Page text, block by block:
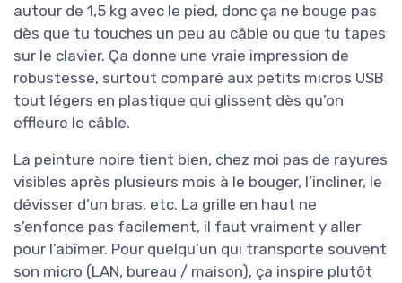
autour de 1,5 kg avec le pied, donc ça ne bouge pas
dès que tu touches un peu au câble ou que tu tapes
sur le clavier. Ça donne une vraie impression de
robustesse, surtout comparé aux petits micros USB
tout légers en plastique qui glissent dès qu’on
effleure le câble.
La peinture noire tient bien, chez moi pas de rayures
visibles après plusieurs mois à le bouger, l’incliner, le
dévisser d’un bras, etc. La grille en haut ne
s’enfonce pas facilement, il faut vraiment y aller
pour l’abîmer. Pour quelqu’un qui transporte souvent
son micro (LAN, bureau / maison), ça inspire plutôt